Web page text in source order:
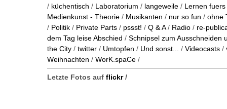
/ küchentisch / Laboratorium / langeweile / Lernen
Medienkunst - Theorie / Musikanten / nur so fun / ohne
/ Politik / Private Parts / pssst! / Q & A/ Radio / re-
dem Tag leise Abschied / Schnipsel zum Ausschneiden
the City / twitter / Umtopfen / Und sonst... / Videocasts /
Weihnachten / WorK.spaCe /
Letzte Fotos auf flickr/